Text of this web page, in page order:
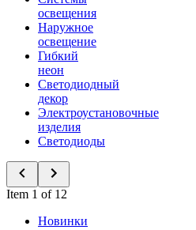
освещения
Наружное
освещение
Гибкий
неон
Светодиодный
декор
Электроустановочные
изделия
Светодиоды
Item 1 of 12
Новинки